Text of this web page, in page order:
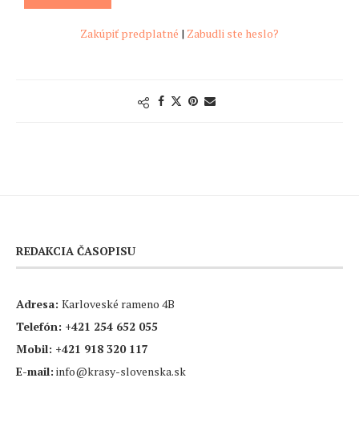
Zakúpiť predplatné | Zabudli ste heslo?
REDAKCIA ČASOPISU
Adresa: Karloveské rameno 4B
Telefón: +421 254 652 055
Mobil: +421 918 320 117
E-mail: info@krasy-slovenska.sk